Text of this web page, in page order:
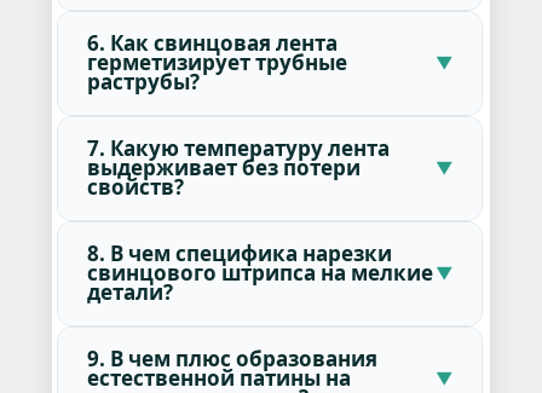
6. Как свинцовая лента
герметизирует трубные
раструбы?
7. Какую температуру лента
выдерживает без потери
свойств?
8. В чем специфика нарезки
свинцового штрипса на мелкие
детали?
9. В чем плюс образования
естественной патины на